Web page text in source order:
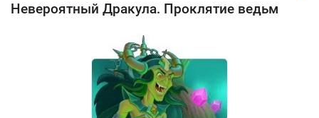
Невероятный Дракула. Проклятие ведьм